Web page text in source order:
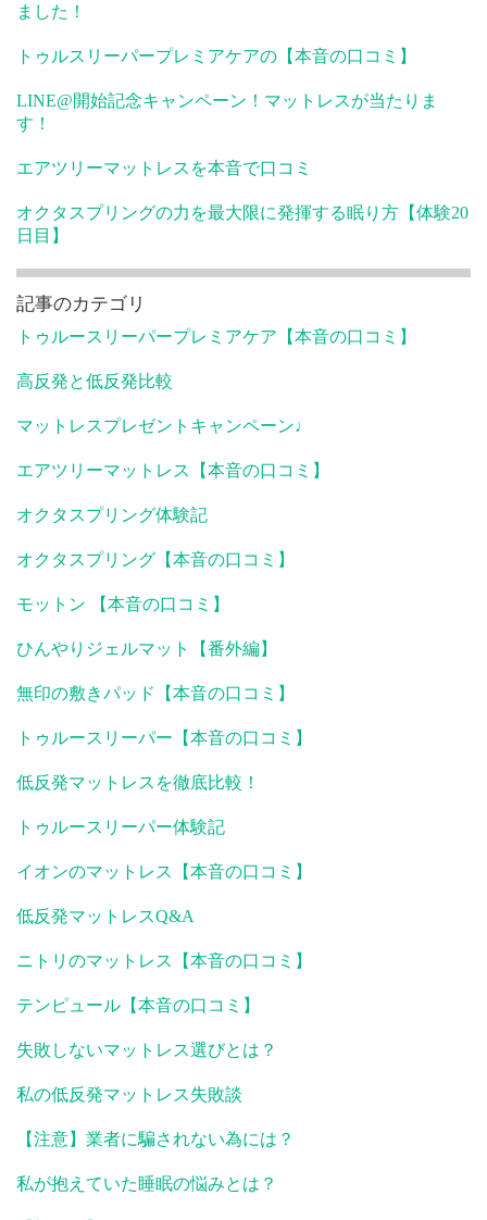
ました！
トゥルスリーパープレミアケアの【本音の口コミ】
LINE@開始記念キャンペーン！マットレスが当たりま
す！
エアツリーマットレスを本音で口コミ
オクタスプリングの力を最大限に発揮する眠り方【体験20
日目】
記事のカテゴリ
トゥルースリーパープレミアケア【本音の口コミ】
高反発と低反発比較
マットレスプレゼントキャンペーン♩
エアツリーマットレス【本音の口コミ】
オクタスプリング体験記
オクタスプリング【本音の口コミ】
モットン 【本音の口コミ】
ひんやりジェルマット【番外編】
無印の敷きパッド【本音の口コミ】
トゥルースリーパー【本音の口コミ】
低反発マットレスを徹底比較！
トゥルースリーパー体験記
イオンのマットレス【本音の口コミ】
低反発マットレスQ&A
ニトリのマットレス【本音の口コミ】
テンピュール【本音の口コミ】
失敗しないマットレス選びとは？
私の低反発マットレス失敗談
【注意】業者に騙されない為には？
私が抱えていた睡眠の悩みとは？